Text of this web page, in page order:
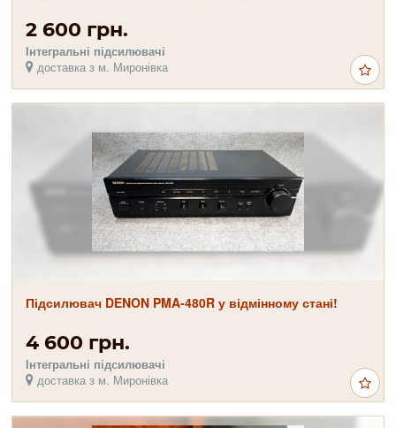
2 600 грн.
Інтегральні підсилювачі
доставка з м. Миронівка
Підсилювач DENON PMA-480R у відмінному стані!
4 600 грн.
Інтегральні підсилювачі
доставка з м. Миронівка